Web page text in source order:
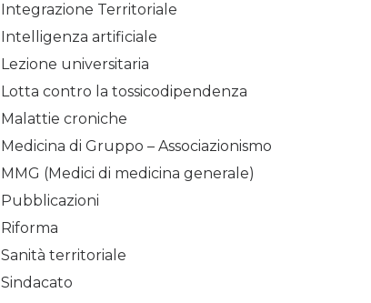
Integrazione Territoriale
Intelligenza artificiale
Lezione universitaria
Lotta contro la tossicodipendenza
Malattie croniche
Medicina di Gruppo – Associazionismo
MMG (Medici di medicina generale)
Pubblicazioni
Riforma
Sanità territoriale
Sindacato